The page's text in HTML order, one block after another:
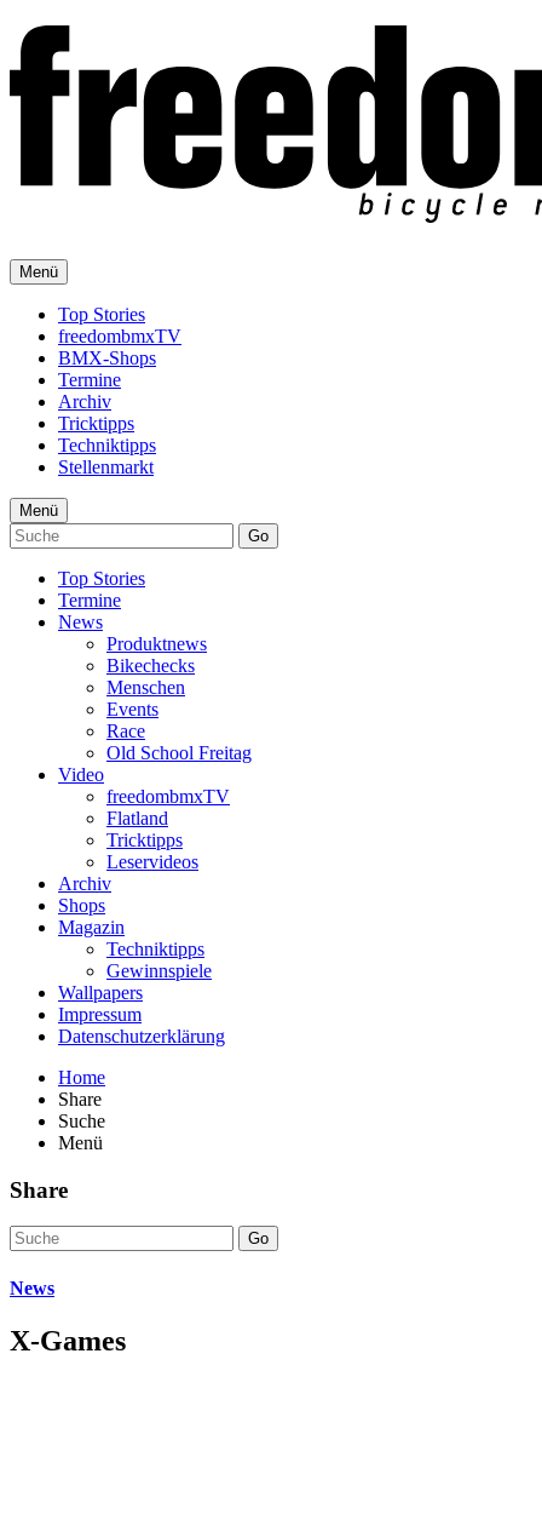
Menü
Top Stories
freedombmxTV
BMX-Shops
Termine
Archiv
Tricktipps
Techniktipps
Stellenmarkt
Menü
Go
Top Stories
Termine
News
Produktnews
Bikechecks
Menschen
Events
Race
Old School Freitag
Video
freedombmxTV
Flatland
Tricktipps
Leservideos
Archiv
Shops
Magazin
Techniktipps
Gewinnspiele
Wallpapers
Impressum
Datenschutzerklärung
Home
Share
Suche
Menü
Share
Go
News
X-Games